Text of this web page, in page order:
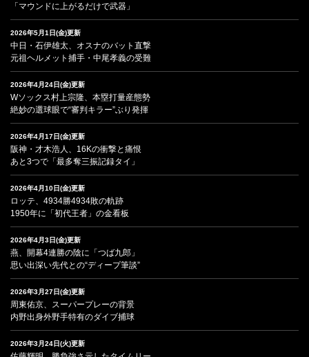
「マウンドに上がるだけで武器」
2026年5月1日(金)更新
中日・石伊雄太、オスナのバット直撃
元祖ヘルメット捕手・中尾孝義の受難
2026年4月24日(金)更新
Wソックス村上宗隆、本塁打量産態勢
絶妙の選球眼で“審判キラー”ぶり発揮
2026年4月17日(金)更新
阪神・才木浩人、16Kの衝撃と痛恨
あと3つで「最多奪三振記録タイ」
2026年4月10日(金)更新
ロッテ、4934勝4934敗の軌跡
1950年に「初代王者」の金看板
2026年4月3日(金)更新
燕、開幕4連勝の陰に「つば九郎」
思い出深い先代との“ディープ筆談”
2026年3月27日(金)更新
周東佑京、スーパープレーの背景
内野出身外野手特有のダイブ捕球
2026年3月24日(火)更新